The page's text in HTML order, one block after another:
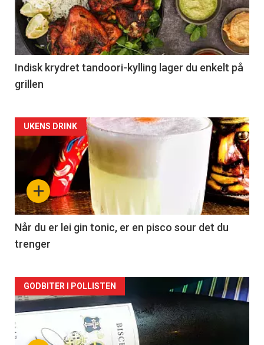
Indisk krydret tandoori-kylling lager du enkelt på
grillen
Forsiden
akkurat
nå
-
2
+
UKENS DRINK
Når du er lei gin tonic, er en pisco sour det du
trenger
Forsiden
akkurat
nå
GODBITER I POLLISTEN